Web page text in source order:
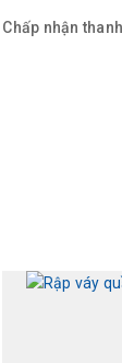
Chấp nhận